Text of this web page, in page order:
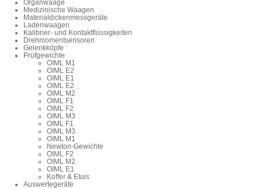
Organwaage
Medizinische Waagen
Materialdickenmessgeräte
Ladenwaagen
Kalibrier- und Kontaktflüssigkeiten
Drehmomentsensoren
Gelenkköpfe
Prüfgewichte
OIML M1
OIML E2
OIML E1
OIML E2
OIML M2
OIML F1
OIML F2
OIML M3
OIML F1
OIML M3
OIML M1
Newton-Gewichte
OIML F2
OIML M2
OIML E1
Koffer & Etuis
Auswertegeräte